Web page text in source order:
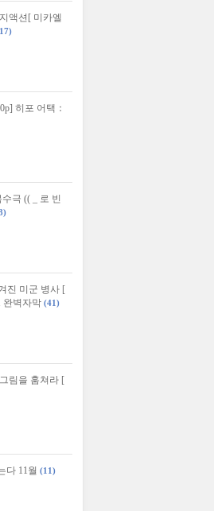
액션[ 미카엘
히포 어택：
극 (( _ 로 빈
진 미군 병사 [
완벽자막 (41)
림을 훔쳐라 [
다 11월 (11)